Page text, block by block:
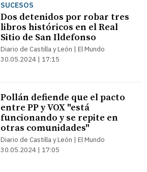
SUCESOS
Dos detenidos por robar tres
libros históricos en el Real
Sitio de San Ildefonso
Diario de Castilla y León | El Mundo
30.05.2024 | 17:15
Pollán defiende que el pacto
entre PP y VOX "está
funcionando y se repite en
otras comunidades"
Diario de Castilla y León | El Mundo
30.05.2024 | 17:05